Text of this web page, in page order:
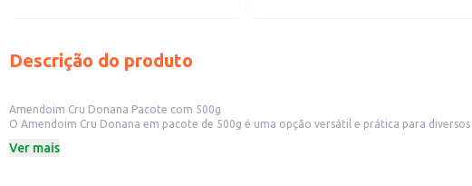
Descrição do produto
Amendoim Cru Donana Pacote com 500g
O Amendoim Cru Donana em pacote de 500g é uma opção versátil e prática para diversos usos. Sua apresentação em pacote facilita o armazenamento e manuseio, sendo ideal para revenda em pequenos comércios,
Dicas de uso:
Ver mais